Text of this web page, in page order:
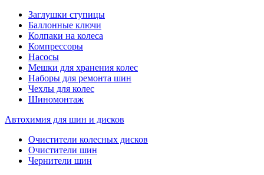
Заглушки ступицы
Баллонные ключи
Колпаки на колеса
Компрессоры
Насосы
Мешки для хранения колес
Наборы для ремонта шин
Чехлы для колес
Шиномонтаж
Автохимия для шин и дисков
Очистители колесных дисков
Очистители шин
Чернители шин